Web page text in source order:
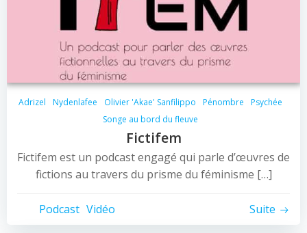
Adrizel Nydenlafee Olivier 'Akae' Sanfilippo Pénombre
Psychée
Songe au bord du fleuve
Fictifem
Fictifem est un podcast engagé qui parle d’œuvres de
fictions au travers du prisme du féminisme […]
Podcast Vidéo Suite